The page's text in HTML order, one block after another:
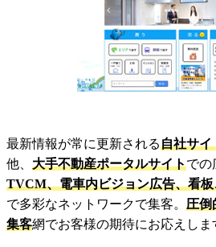
最新情報が常に更新される自社サイ
他、 大手不動産ポータルサイトでの
TVCM、電車内ビジョン広告、看板
で多彩なネットワークで集客。 圧倒
集客網でお客様の期待にお応えしま